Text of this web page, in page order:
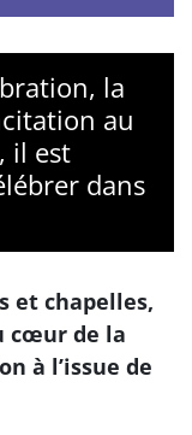
la
au
il est
dans
et chapelles,
cœur de la
à l’issue de